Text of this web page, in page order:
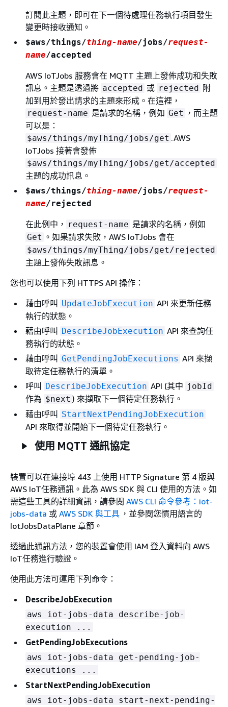
訂閱此主題，即可在下一個待處理任務執行項目發生
變更時接收通知。
$aws/things/thing-name/jobs/request-
name/accepted
AWS IoTJobs 服務會在 MQTT 主題上發佈成功和失敗
訊息。主題是透過將 accepted 或 rejected 附
加到用於發出請求的主題來形成。在這裡，
request-name 是請求的名稱，例如 Get ，而主題
可以是：
$aws/things/myThing/jobs/get .AWS
IoTJobs 接著會發佈
$aws/things/myThing/jobs/get/accepted
主題的成功訊息。
$aws/things/thing-name/jobs/request-
name/rejected
在此例中， request-name 是請求的名稱，例如
Get 。如果請求失敗，AWS IoTJobs 會在
$aws/things/myThing/jobs/get/rejected
主題上發佈失敗訊息。
您也可以使用下列 HTTPS API 操作：
藉由呼叫 UpdateJobExecution API 來更新任務
執行的狀態。
藉由呼叫 DescribeJobExecution API 來查詢任
務執行的狀態。
藉由呼叫 GetPendingJobExecutions API 來擷
取待定任務執行的清單。
呼叫 DescribeJobExecution API (其中 jobId
作為 $next ) 來擷取下一個待定任務執行。
藉由呼叫 StartNextPendingJobExecution
API 來取得並開始下一個待定任務執行。
使用 MQTT 通訊協定
裝置可以在連接埠 443 上使用 HTTP Signature 第 4 版與
AWS IoT任務通訊。此為 AWS SDK 與 CLI 使用的方法。如
需這些工具的詳細資訊，請參閱 AWS CLI 命令參考：iot-
jobs-data 或 AWS SDK 與工具 ，並參閱您慣用語言的
IotJobsDataPlane 章節。
透過此通訊方法，您的裝置會使用 IAM 登入資料向 AWS
IoT任務進行驗證。
使用此方法可運用下列命令：
DescribeJobExecution
aws iot-jobs-data describe-job-
execution ...
GetPendingJobExecutions
aws iot-jobs-data get-pending-job-
executions ...
StartNextPendingJobExecution
aws iot-jobs-data start-next-pending-